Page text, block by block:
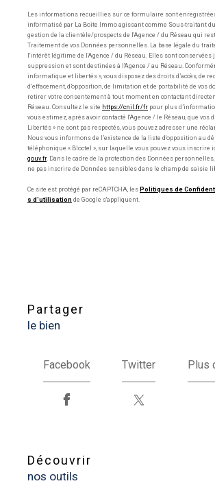
Les informations recueillies sur ce formulaire sont
informatisé par La Boite Immo agissant comme Sous-traitant
gestion de la clientèle/prospects de l'Agence / du Réseau qui
Traitement de vos Données personnelles. La base légale du
l'intérêt légitime de l'Agence / du Réseau. Elles sont conservées
suppression et sont destinées à l'Agence / au Réseau.
informatique et libertés », vous disposez des droits d’accès, de
d’effacement, d’opposition, de limitation et de portabilité de vos
retirer votre consentement à tout moment en contactant
Réseau. Consultez le site https://cnil.fr/fr pour plus
vous estimez, après avoir contacté l'Agence / le Réseau, que vos
Libertés » ne sont pas respectés, vous pouvez adresser une
Nous vous informons de l’existence de la liste d'opposition au
téléphonique « Bloctel », sur laquelle vous pouvez vous inscrire
gouv.fr. Dans le cadre de la protection des Données
ne pas inscrire de Données sensibles dans le champ de saisie
Ce site est protégé par reCAPTCHA, les Politiques de
s d'utilisation de Google s'appliquent.
partager
le bien
Facebook Twitter Plus
découvrir
nos outils